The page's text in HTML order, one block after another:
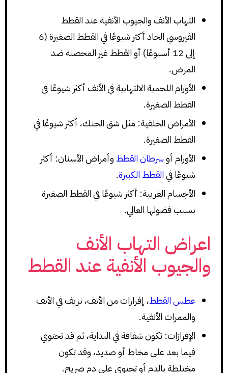
التهاب الأنف والجيوب الأنفية عند القطط
الفيروسي الحاد أكثر شيوعًا في القطط الصغيرة (6
إلى 12 أسبوعًا) أو القطط غير المحصنة ضد
المرض.
الأورام اللحمية الالتهابية في الأنف أكثر شيوعًا في
القطط الصغيرة.
الأمراض الخلقية: مثل شق الحنك، أكثر شيوعًا في
القطط الصغيرة.
الأورام أوسرطان القطط وأمراض الأسنان: أكثر
شيوعًا فيالقطط الكبيرة.
الأجسام الغريبة: أكثر شيوعًا في القطط الصغيرة
بسبب فضولها العالي.
اعراض التهاب الأنف
والجيوب الأنفية عند القطط
عطس القطط، إفرازات من الأنف، نزيف في الأنف
والممرات الأنفية.
الإفرازات: تكون شفافة في البداية، ثم قد تحتوي
فيما بعد على مخاط أو صديد، وقد تكون
مختلطة بالدم أو تحتوي على دم صريح.